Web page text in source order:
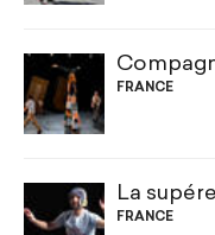
FRANCE
La
FRANCE